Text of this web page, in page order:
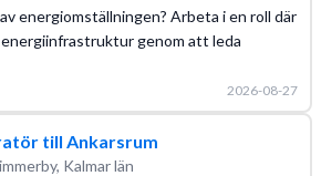
energiomställningen? Arbeta i en roll där
genom att leda
2026-08-27
till Ankarsrum
Kalmar län